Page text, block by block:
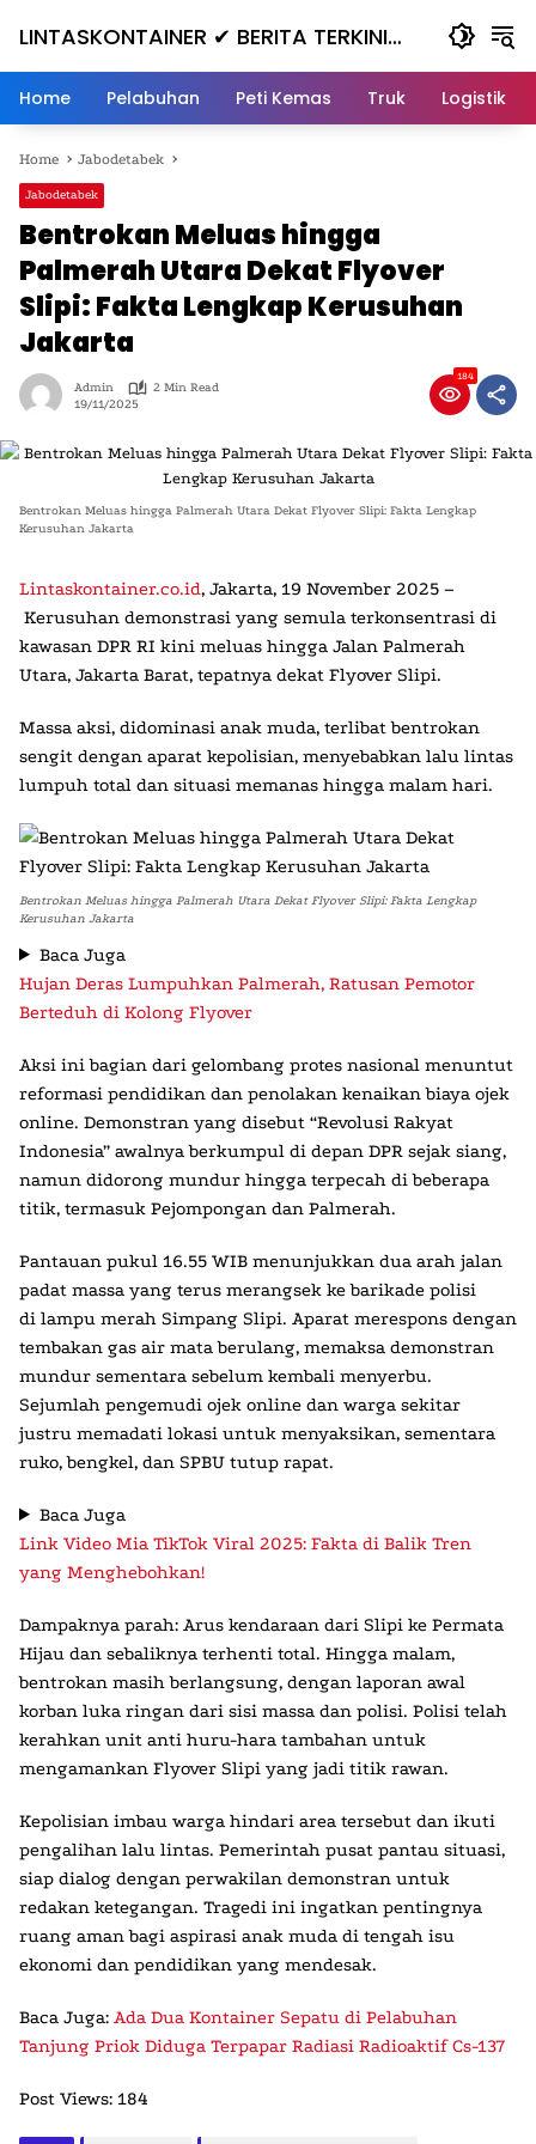
LINTASKONTAINER ✔ BERITA TERKINI
KONTAINER TERBARU HARI INI
Home Pelabuhan Peti Kemas Truk Logistik
Home Jabodetabek
Jabodetabek
Bentrokan Meluas hingga
Palmerah Utara Dekat Flyover
Slipi: Fakta Lengkap Kerusuhan
Jakarta
Admin
2 Min Read
19/11/2025
184
Bentrokan Meluas hingga Palmerah Utara Dekat Flyover Slipi: Fakta Lengkap
Kerusuhan Jakarta
Lintaskontainer.co.id, Jakarta, 19 November 2025 –
Kerusuhan demonstrasi yang semula terkonsentrasi di
kawasan DPR RI kini meluas hingga Jalan Palmerah
Utara, Jakarta Barat, tepatnya dekat Flyover Slipi.
Massa aksi, didominasi anak muda, terlibat bentrokan
sengit dengan aparat kepolisian, menyebabkan lalu lintas
lumpuh total dan situasi memanas hingga malam hari.
Bentrokan Meluas hingga Palmerah Utara Dekat Flyover Slipi: Fakta Lengkap
Kerusuhan Jakarta
Baca Juga
Hujan Deras Lumpuhkan Palmerah, Ratusan Pemotor
Berteduh di Kolong Flyover
Aksi ini bagian dari gelombang protes nasional menuntut
reformasi pendidikan dan penolakan kenaikan biaya ojek
online. Demonstran yang disebut “Revolusi Rakyat
Indonesia” awalnya berkumpul di depan DPR sejak siang,
namun didorong mundur hingga terpecah di beberapa
titik, termasuk Pejompongan dan Palmerah.
Pantauan pukul 16.55 WIB menunjukkan dua arah jalan
padat massa yang terus merangsek ke barikade polisi
di lampu merah Simpang Slipi. Aparat merespons dengan
tembakan gas air mata berulang, memaksa demonstran
mundur sementara sebelum kembali menyerbu.
Sejumlah pengemudi ojek online dan warga sekitar
justru memadati lokasi untuk menyaksikan, sementara
ruko, bengkel, dan SPBU tutup rapat.
Baca Juga
Link Video Mia TikTok Viral 2025: Fakta di Balik Tren
yang Menghebohkan!
Dampaknya parah: Arus kendaraan dari Slipi ke Permata
Hijau dan sebaliknya terhenti total. Hingga malam,
bentrokan masih berlangsung, dengan laporan awal
korban luka ringan dari sisi massa dan polisi. Polisi telah
kerahkan unit anti huru-hara tambahan untuk
mengamankan Flyover Slipi yang jadi titik rawan.
Kepolisian imbau warga hindari area tersebut dan ikuti
pengalihan lalu lintas. Pemerintah pusat pantau situasi,
siap dialog dengan perwakilan demonstran untuk
redakan ketegangan. Tragedi ini ingatkan pentingnya
ruang aman bagi aspirasi anak muda di tengah isu
ekonomi dan pendidikan yang mendesak.
Baca Juga: Ada Dua Kontainer Sepatu di Pelabuhan
Tanjung Priok Diduga Terpapar Radiasi Radioaktif Cs-137
Post Views: 184